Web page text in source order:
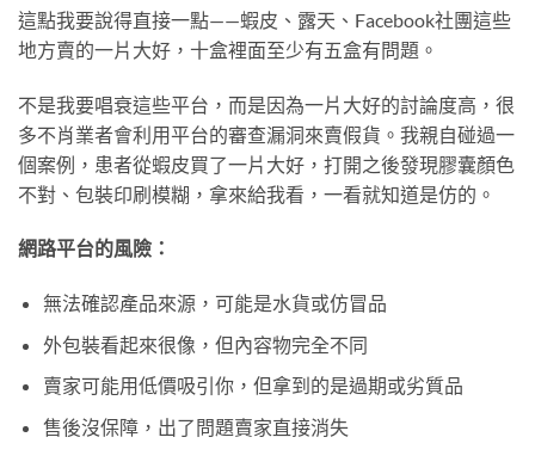
這點我要說得直接一點——蝦皮、露天、Facebook社團這些
地方賣的一片大好，十盒裡面至少有五盒有問題。
不是我要唱衰這些平台，而是因為一片大好的討論度高，很
多不肖業者會利用平台的審查漏洞來賣假貨。我親自碰過一
個案例，患者從蝦皮買了一片大好，打開之後發現膠囊顏色
不對、包裝印刷模糊，拿來給我看，一看就知道是仿的。
網路平台的風險：
無法確認產品來源，可能是水貨或仿冒品
外包裝看起來很像，但內容物完全不同
賣家可能用低價吸引你，但拿到的是過期或劣質品
售後沒保障，出了問題賣家直接消失